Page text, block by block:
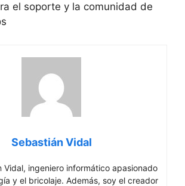
el soporte ‍y la comunidad de​
Sebastián Vidal
Vidal, ingeniero informático apasionado
y el bricolaje. Además, soy el creador